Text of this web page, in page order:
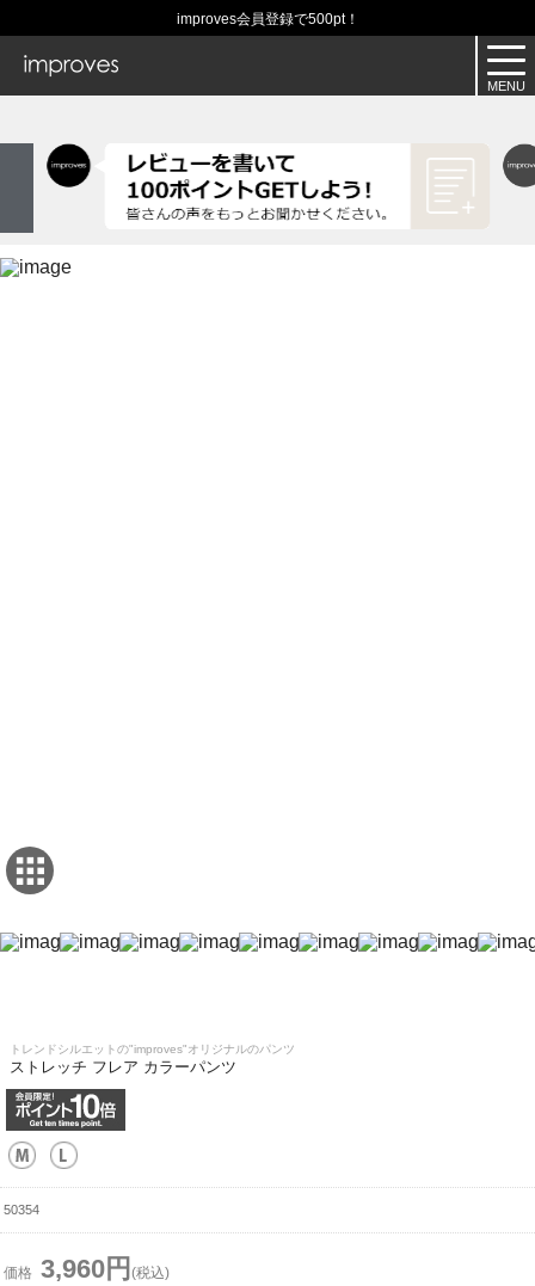
improves会員登録で500pt！
トレンドシルエットの"improves"オリジナルのパンツ
ストレッチ フレア カラーパンツ
50354
価格 3,960円 (税込)